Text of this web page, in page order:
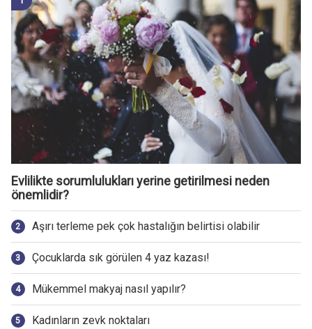
Evlilikte sorumlulukları yerine getirilmesi neden
önemlidir?
Aşırı terleme pek çok hastalığın belirtisi olabilir
Çocuklarda sık görülen 4 yaz kazası!
Mükemmel makyaj nasıl yapılır?
Kadınların zevk noktaları